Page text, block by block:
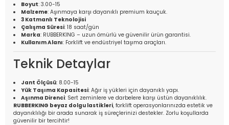
Boyut: 3.00-15
Malzeme: Aşınmaya karşı dayanıklı premium kauçuk.
3 Katmanlı Teknolojisi
Çalışma Süresi: 18 saat/gün
Marka: RUBBERKING – uzun ömürlü ve güvenilir ürün garantisi.
Kullanım Alanı: Forklift ve endüstriyel taşıma araçları.
Teknik Detaylar
Jant Ölçüsü: 8.00-15
Yük Taşıma Kapasitesi: Ağır iş yükleri için dayanıklı yapı.
Aşınma Direnci: Sert zeminlere ve darbelere karşı üstün dayanıklılık.
RUBBERKING beyaz dolgu lastikleri, forklift operasyonlarınızda estetik ve
dayanıklılığı bir arada sunarak iş süreçlerinizi destekler. Zorlu koşullarda
güvenilir bir tercihtir!